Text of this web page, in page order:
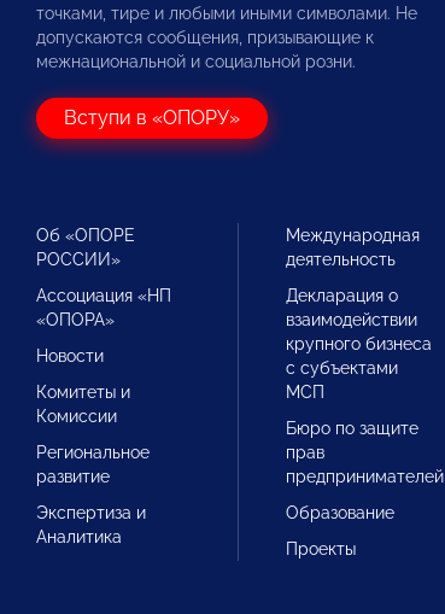
точками, тире и любыми иными символами. Не
допускаются сообщения, призывающие к
межнациональной и социальной розни.
Вступи в «ОПОРУ»
Об «ОПОРЕ
РОССИИ»
Ассоциация «НП
«ОПОРА»
Новости
Комитеты и
Комиссии
Региональное
развитие
Экспертиза и
Аналитика
Международная
деятельность
Декларация о
взаимодействии
крупного бизнеса
с субъектами
МСП
Бюро по защите
прав
предпринимателей
Образование
Проекты